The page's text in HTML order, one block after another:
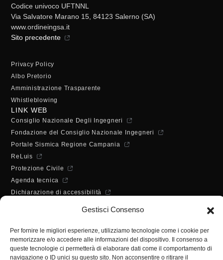
Gestisci Consenso
Per fornire le migliori esperienze, utilizziamo tecnologie come i cookie per
memorizzare e/o accedere alle informazioni del dispositivo. Il consenso a
queste tecnologie ci permetterà di elaborare dati come il comportamento di
navigazione o ID unici su questo sito. Non acconsentire o ritirare il
Codice univoco UFTNNL
Via Salvatore Marano 15, 84123 Salerno (SA)
www.ordineingsa.it
Sito precedente
Privacy Policy
Albo Pretorio
Amministrazione Trasparente
Whistleblowing
LINK WEB
Consiglio Nazionale Degli Ingegneri
Fondazione del Consiglio Nazionale Ingegneri
Portale Sismica Regione Campania
ReLuis
Protezione Civile
Agenda tecnica
Dichiarazione di accessibilità
Lunedì - Mercoledì - Venerdì:
Martedì - Giovedì:
10:00 - 12:00 / 14:30 - 16:30
SEGRETERIA